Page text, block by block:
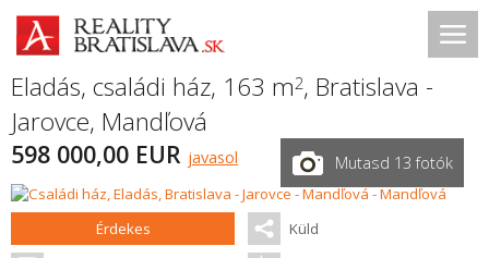
Eladás, családi ház, 163 m2, Bratislava -
Jarovce, Mandľová
598 000,00 EUR javasol Mutasd 13 fotók
Érdekes Küld